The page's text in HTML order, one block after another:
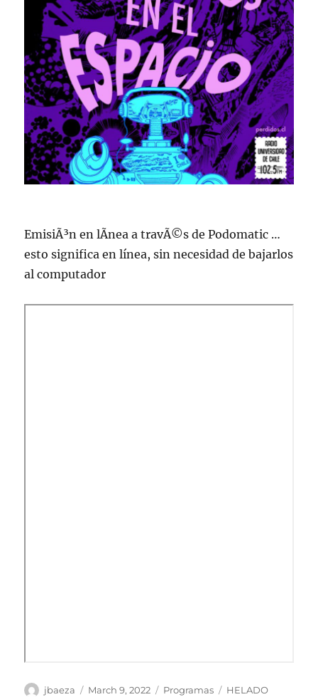
EmisiÃ³n en lÃ­nea a travÃ©s de Podomatic …
esto significa en lí­nea, sin necesidad de bajarlos
al computador
Author
jbaeza
Posted
March 9, 2022 Categories
Programas Tags
HELADO